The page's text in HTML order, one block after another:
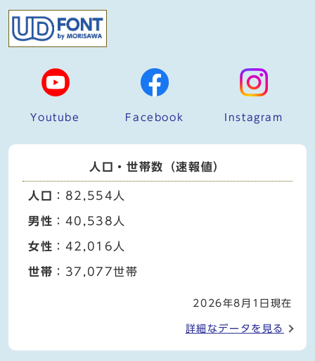
Youtube Facebook Instagram
人口・世帯数（速報値）
人口 ：82,554人
男性 ：40,538人
女性 ：42,016人
世帯 ：37,077世帯
2026年8月1日現在
詳細なデータを見る